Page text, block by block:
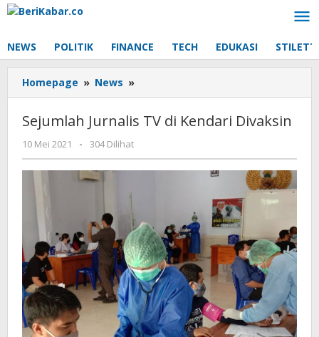
Lewati
NEWS POLITIK FINANCE TECH EDUKASI
Homepage » News »
Jurnalis
di
Divaksin
Sejumlah Jurnalis TV di Kendari Divaksin
10 Mei 2021
oleh
Beri
Kabar
- 304 Dilihat